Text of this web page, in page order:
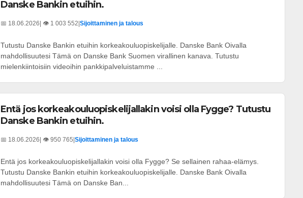
Danske Bankin etuihin.
📅 18.06.2026 | 👁️ 1 003 552 Sijoittaminen ja talous
Tutustu Danske Bankin etuihin korkeakouluopiskelijalle. Danske Bank Oivalla
mahdollisuutesi Tämä on Danske Bank Suomen virallinen kanava. Tutustu
mielenkiintoisiin videoihin pankkipalveluistamme ...
Entä jos korkeakouluopiskelijallakin voisi olla Fygge? Tutustu
Danske Bankin etuihin.
📅 18.06.2026 | 👁️ 950 765 Sijoittaminen ja talous
Entä jos korkeakouluopiskelijallakin voisi olla Fygge? Se sellainen rahaa-elämys.
Tutustu Danske Bankin etuihin korkeakouluopiskelijalle. Danske Bank Oivalla
mahdollisuutesi Tämä on Danske Ban...